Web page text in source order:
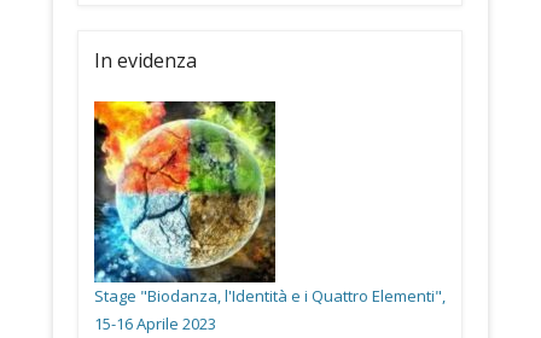
In evidenza
Stage "Biodanza, l'Identità e i Quattro Elementi",
15-16 Aprile 2023